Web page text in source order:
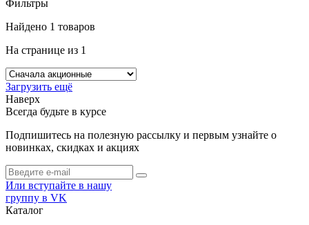
Фильтры
Найдено 1 товаров
На странице из 1
Загрузить ещё
Наверх
Всегда будьте в курсе
Подпишитесь на полезную рассылку и первым узнайте о
новинках, скидках и акциях
Или вступайте в нашу
группу в VK
Каталог